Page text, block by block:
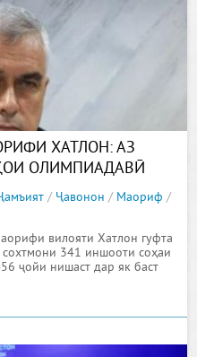
ХАТЛОН: АЗ
ОЛИМПИАДАВӢ
/ Ҷавонон / Маориф /
вилояти Хатлон гуфта
341 иншооти соҳаи
ҷойи нишаст дар як баст